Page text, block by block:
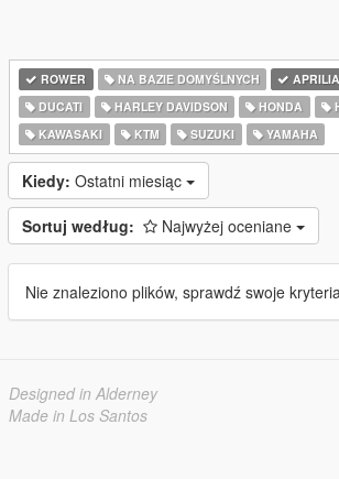
ROWER NA BAZIE DOMYŚLNYCH APRILIA
DUCATI
HARLEY DAVIDSON HONDA
KAWASAKI
KTM SUZUKI YAMAHA
Kiedy: Ostatni miesiąc
Sortuj według: Najwyżej oceniane
Nie znaleziono plików, sprawdź swoje
Designed in Alderney
Made in Los Santos